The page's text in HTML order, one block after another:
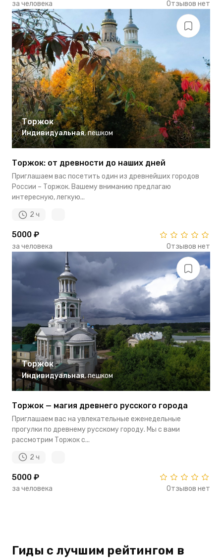
за человека Отзывов нет
Торжок
Индивидуальная, пешком
Торжок: от древности до наших дней
Приглашаем вас посетить один из древнейших городов
России – Торжок. Вашему вниманию предлагаю
интересную, легкую...
2 ч
5000 ₽
за человека Отзывов нет
Торжок
Индивидуальная, пешком
Торжок — магия древнего русского города
Приглашаем вас на увлекательные еженедельные
прогулки по древнему русскому городу. Мы с вами
рассмотрим Торжок с...
2 ч
5000 ₽
за человека Отзывов нет
Гиды с лучшим рейтингом в